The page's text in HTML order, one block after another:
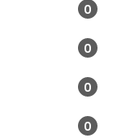
0
0
0
0